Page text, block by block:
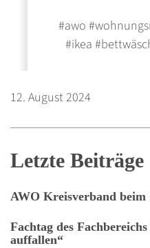
#awo
#ikea
12. August 2024
Letzte Beiträge
AWO Kreisverband beim
Fachtag des
auffallen“